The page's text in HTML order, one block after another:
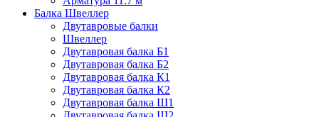
Балка Швеллер
Двутавровые балки
Швеллер
Двутавровая балка Б1
Двутавровая балка Б2
Двутавровая балка К1
Двутавровая балка К2
Двутавровая балка Ш1